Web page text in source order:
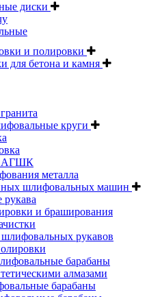
диски
и полировки
для бетона и камня
круги
АГШК
металла
шлифовальных машин
и браширования
рукавов
барабаны
алмазами
барабаны